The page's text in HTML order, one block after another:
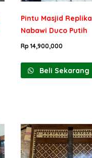
Pintu Masjid Replika
Nabawi Duco Putih
Rp 14,900,000
Beli Sekarang